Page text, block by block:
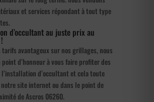
et services répondant à tout type
d’occultant au juste prix au
tarifs avantageux sur nos grillages, nous
d’honneur à vous faire profiter des
d’occultant et cela toute
notre site internet ou dans le point de
de Ascros 06260.